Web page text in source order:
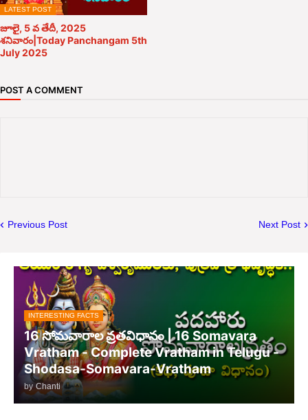
LATEST POST
జూలై, 5 వ తేదీ, 2025
శనివారం|Today Panchangam 5th
July 2025
POST A COMMENT
Previous Post Next Post
INTERESTING FACTS
16 సోమవారాల వ్రతవిధానం | 16 Somavara
Vratham - Complete Vratham in Telugu -
Shodasa-Somavara-Vratham
by Chanti